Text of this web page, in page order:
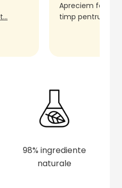
Apreciem foarte
timp pentru
98% ingrediente
naturale